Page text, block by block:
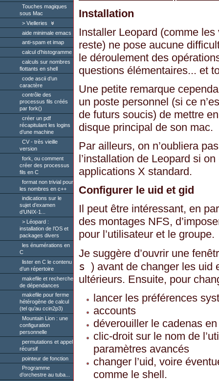
Touches magiques
sous Mac
Vielleries
aide minimale emacs
anti-spam et imap
calcul d’histogramme
calculs sur nombres
flottants en shell
code ascii d’un
caractère
contrôle des
processus fils créés
par fork()
créer un pdf
récapitulant les logins
d’une machine
CV - très vieille
version
fork, ou comment
créer des processus
fils en C
format non trivial pour
les nombres en c++
indications sur le
sujet d’examen
d’UNIX-1...
Léopard :
installation de l’OS et
packages divers
les énumérations en
C
lister en C le contenu
d’un répertoire
makefile et recherche
de dépendances
makefile pour ferme
hétérogène de calcul
(tel qu’au ccin2p3)
Mountain Lion : une
configuration
personnelle
permutations et appel
récursif
pointeur de fonction
Programme
d’orchestre au tuba...
Installation
Installer Leopard (comme
reste) ne pose aucune
le déroulement des
questions élémentaires... et
Une petite remarque
un poste personnel (si ce
de futurs soucis) de mettre
disque principal de son mac.
Par ailleurs, on n’oubliera
l’installation de Leopard si
applications X standard.
Configurer le uid et gid
Il peut être intéressant, en
des montages NFS,
pour l’utilisateur et le groupe.
Je suggère d’ouvrir une
s ) avant de changer les uid
ultérieurs. Ensuite, pour
lancer les préférences
accounts
déverouiller le cadenas
clic-droit sur le nom de
paramètres avancés
changer l’uid, voire
comme le shell.